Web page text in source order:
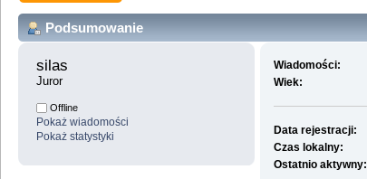
Podsumowanie
silas
Juror
Offline
Pokaż wiadomości
Pokaż statystyki
Wiadomości:
Wiek:
Data rejestracji:
Czas lokalny:
Ostatnio aktywny: